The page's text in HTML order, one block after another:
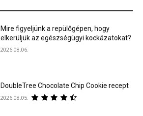
Mire figyeljünk a repülőgépen, hogy
elkerüljük az egészségügyi kockázatokat?
2026.08.06.
DoubleTree Chocolate Chip Cookie recept
2026.08.05.